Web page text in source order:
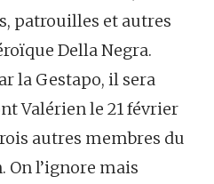
patrouilles et autres
Della Negra.
la Gestapo, il sera
Valérien le 21 février
autres membres du
On l’ignore mais